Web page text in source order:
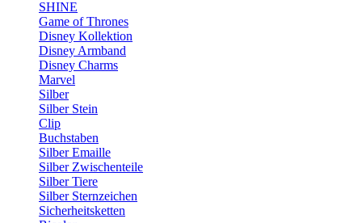
SHINE
Game of Thrones
Disney Kollektion
Disney Armband
Disney Charms
Marvel
Silber
Silber Stein
Clip
Buchstaben
Silber Emaille
Silber Zwischenteile
Silber Tiere
Silber Sternzeichen
Sicherheitsketten